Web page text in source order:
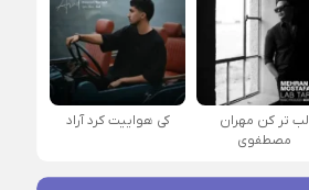
لب تر کن مهران
مصطفوی
کی هواییت کرد آراد